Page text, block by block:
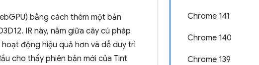
Chrome 141
Chrome 140
Chrome 139
bằng cách thêm một bản
IR này, nằm giữa cây cú pháp
động hiệu quả hơn và dễ duy trì
cho thấy phiên bản mới của Tint